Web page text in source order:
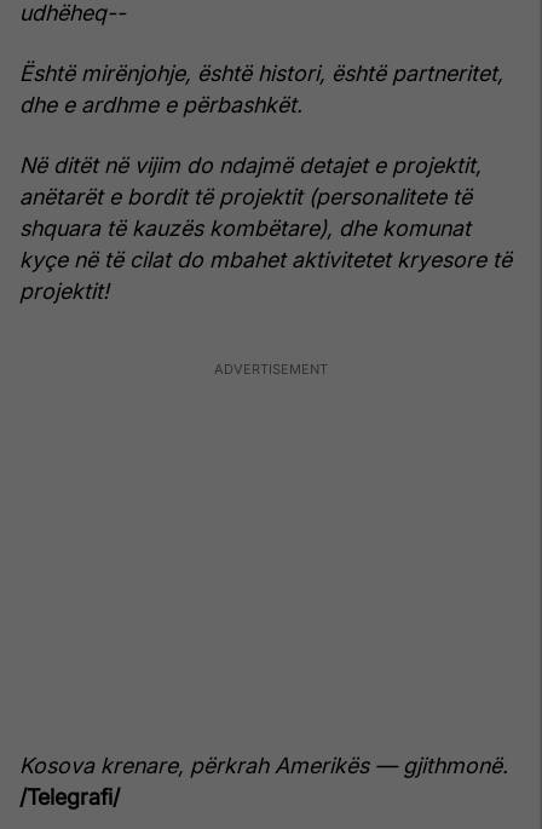
udhëheq--
Është mirënjohje, është histori, është partneritet,
dhe e ardhme e përbashkët.
Në ditët në vijim do ndajmë detajet e projektit,
anëtarët e bordit të projektit (personalitete të
shquara të kauzës kombëtare), dhe komunat
kyçe në të cilat do mbahet aktivitetet kryesore të
projektit!
Kosova krenare, përkrah Amerikës — gjithmonë.
/Telegrafi/